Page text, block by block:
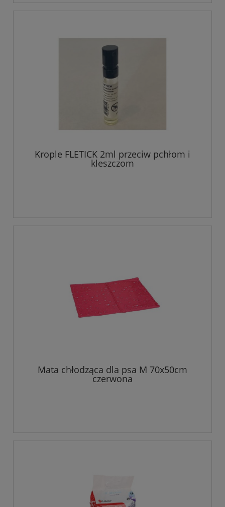
Krople FLETICK 2ml przeciw pchłom i
kleszczom
Mata chłodząca dla psa M 70x50cm
czerwona